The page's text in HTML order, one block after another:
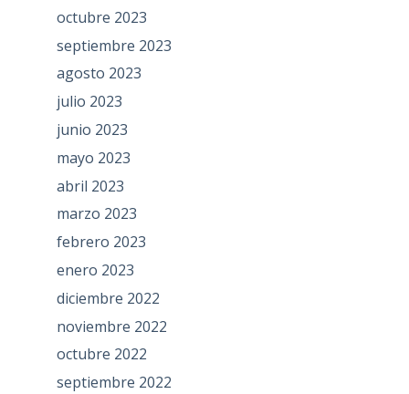
octubre 2023
septiembre 2023
agosto 2023
julio 2023
junio 2023
mayo 2023
abril 2023
marzo 2023
febrero 2023
enero 2023
diciembre 2022
noviembre 2022
octubre 2022
septiembre 2022